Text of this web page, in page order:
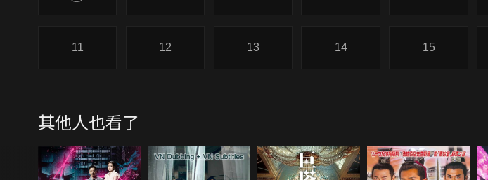
11 12 13 14 15
其他人也看了